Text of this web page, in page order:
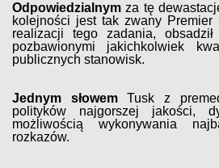
Odpowiedzialnym za tę
kolejności jest tak zwany
realizacji tego zadania,
pozbawionymi jakichkolwiek
publicznych stanowisk.
Jednym słowemTusk z
polityków najgorszej jakości,
możliwością wykonywania
rozkazów.